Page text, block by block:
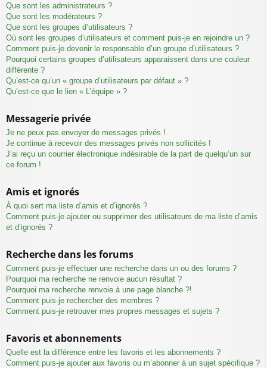
Que sont les administrateurs ?
Que sont les modérateurs ?
Que sont les groupes d’utilisateurs ?
Où sont les groupes d’utilisateurs et comment puis-je en rejoindre un ?
Comment puis-je devenir le responsable d’un groupe d’utilisateurs ?
Pourquoi certains groupes d’utilisateurs apparaissent dans une couleur
différente ?
Qu’est-ce qu’un « groupe d’utilisateurs par défaut » ?
Qu’est-ce que le lien « L’équipe » ?
Messagerie privée
Je ne peux pas envoyer de messages privés !
Je continue à recevoir des messages privés non sollicités !
J’ai reçu un courrier électronique indésirable de la part de quelqu’un sur
ce forum !
Amis et ignorés
À quoi sert ma liste d’amis et d’ignorés ?
Comment puis-je ajouter ou supprimer des utilisateurs de ma liste d’amis
et d’ignorés ?
Recherche dans les forums
Comment puis-je effectuer une recherche dans un ou des forums ?
Pourquoi ma recherche ne renvoie aucun résultat ?
Pourquoi ma recherche renvoie à une page blanche ?!
Comment puis-je rechercher des membres ?
Comment puis-je retrouver mes propres messages et sujets ?
Favoris et abonnements
Quelle est la différence entre les favoris et les abonnements ?
Comment puis-je ajouter aux favoris ou m’abonner à un sujet spécifique ?